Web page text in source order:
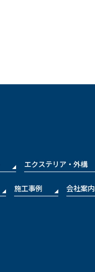
エクステリア・外構
施工事例 会社案内